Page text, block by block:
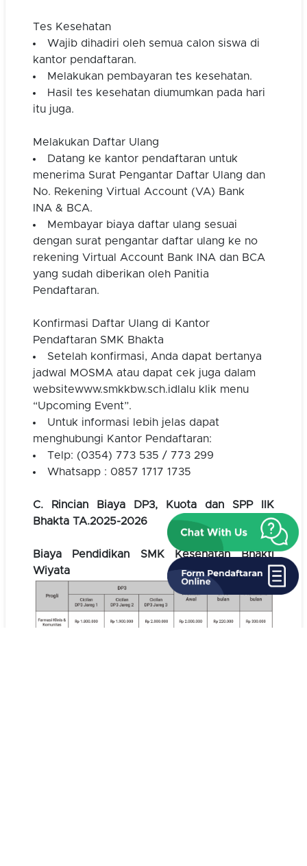
Tes Kesehatan
Wajib dihadiri oleh semua calon siswa di
kantor pendaftaran.
Melakukan pembayaran tes kesehatan.
Hasil tes kesehatan diumumkan pada hari
itu juga.
Melakukan Daftar Ulang
Datang ke kantor pendaftaran untuk
menerima Surat Pengantar Daftar Ulang dan
No. Rekening Virtual Account (VA) Bank
INA & BCA.
Membayar biaya daftar ulang sesuai
dengan surat pengantar daftar ulang ke no
rekening Virtual Account Bank INA dan BCA
yang sudah diberikan oleh Panitia
Pendaftaran.
Konfirmasi Daftar Ulang di Kantor
Pendaftaran SMK Bhakta
Setelah konfirmasi, Anda dapat bertanya
jadwal MOSMA atau dapat cek juga dalam
websitewww.smkkbw.sch.id lalu klik menu
“Upcoming Event”.
Untuk informasi lebih jelas dapat
menghubungi Kantor Pendaftaran:
Telp: (0354) 773 535 / 773 299
Whatsapp : 0857 1717 1735
C. Rincian Biaya DP3, Kuota dan SPP IIK
Bhakta TA.2025-2026
Biaya Pendidikan SMK Kesehatan Bhakti
Wiyata